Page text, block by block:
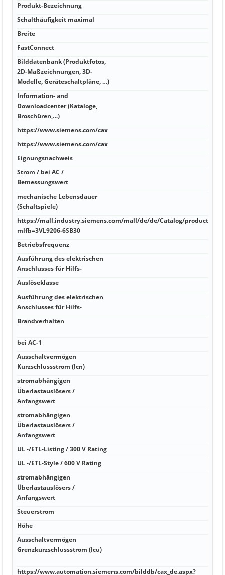
Produkt-Bezeichnung
Schalthäufigkeit maximal
Breite
FastConnect
Bilddatenbank (Produktfotos,
2D-Maßzeichnungen, 3D-
Modelle, Geräteschaltpläne, …)
Information- and
Downloadcenter (Kataloge,
Broschüren,…)
https://www.siemens.com/cax
https://www.siemens.com/cax
Eignungsnachweis
Strom / bei AC /
Bemessungswert
mechanische Lebensdauer
(Schaltspiele)
https://mall.industry.siemens.com/mall/de/de/Catalog/product?
mlfb=3VL9206-6SB30
Betriebsfrequenz
Ausführung des elektrischen
Anschlusses für Hilfs-
Auslöseklasse
Ausführung des elektrischen
Anschlusses für Hilfs-
Brandverhalten
bei AC-1
Ausschaltvermögen
Kurzschlussstrom (Icn)
stromabhängigen
Überlastauslösers /
Anfangswert
stromabhängigen
Überlastauslösers /
Anfangswert
UL -/ETL-Listing / 300 V Rating
UL -/ETL-Style / 600 V Rating
stromabhängigen
Überlastauslösers /
Anfangswert
Steuerstrom
Höhe
Ausschaltvermögen
Grenzkurzschlussstrom (Icu)
https://www.automation.siemens.com/bilddb/cax_de.aspx?